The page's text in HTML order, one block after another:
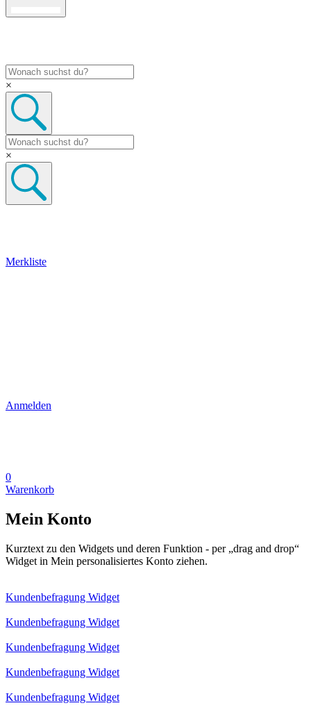
×
×
Merkliste
Anmelden
0
Warenkorb
Mein Konto
Kurztext zu den Widgets und deren Funktion - per „drag and drop“
Widget in Mein personalisiertes Konto ziehen.
Kundenbefragung Widget
Kundenbefragung Widget
Kundenbefragung Widget
Kundenbefragung Widget
Kundenbefragung Widget